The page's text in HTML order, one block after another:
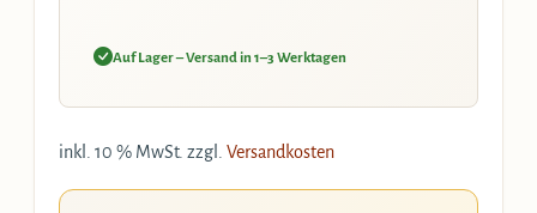
Auf Lager – Versand in 1–3 Werktagen
inkl. 10 % MwSt. zzgl. Versandkosten